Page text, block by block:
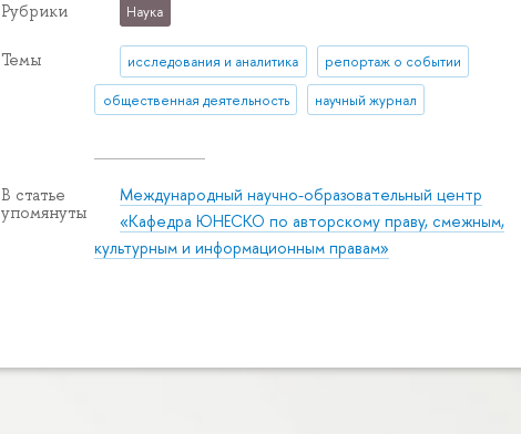
Рубрики Наука
Темы исследования и аналитика репортаж о событии
общественная деятельность научный журнал
В статье
упомянуты
Международный научно-образовательный центр
«Кафедра ЮНЕСКО по авторскому праву, смежным,
культурным и информационным правам»